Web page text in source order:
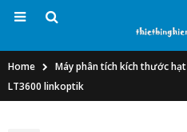
Home
Máy phân tích kích thước
LT3600 linkoptik